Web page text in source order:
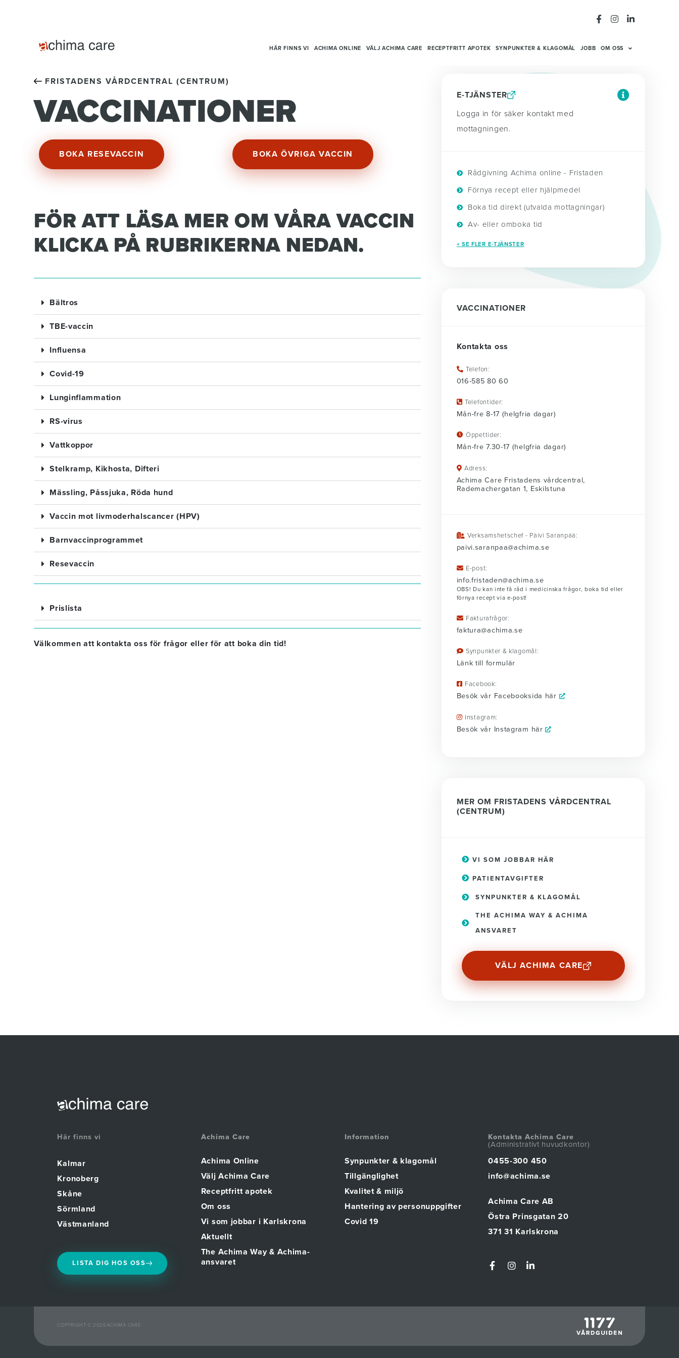
HÄR FINNS VI ACHIMA ONLINE VÄLJ ACHIMA CARE RECEPTFRITT APOTEK SYNPUNKTER & KLAGOMÅL JOBB OM OSS
FRISTADENS VÅRDCENTRAL (CENTRUM)
VACCINATIONER
BOKA RESEVACCIN BOKA ÖVRIGA VACCIN
FÖR ATT LÄSA MER OM VÅRA VACCIN
KLICKA PÅ RUBRIKERNA NEDAN.
Bältros
TBE-vaccin
Influensa
Covid-19
Lunginflammation
RS-virus
Vattkoppor
Stelkramp, Kikhosta, Difteri
Mässling, Påssjuka, Röda hund
Vaccin mot livmoderhalscancer (HPV)
Barnvaccinprogrammet
Resevaccin
Prislista
Välkommen att kontakta oss för frågor eller för att boka din tid!
E-TJÄNSTER
Logga in för säker kontakt med
mottagningen.
Rådgivning Achima online - Fristaden
Förnya recept eller hjälpmedel
Boka tid direkt (utvalda mottagningar)
Av- eller omboka tid
+ SE FLER E-TJÄNSTER
VACCINATIONER
Kontakta oss
Telefon:
016-585 80 60
Telefontider:
Mån-fre 8-17 (helgfria dagar)
Öppettider:
Mån-fre 7.30-17 (helgfria dagar)
Adress:
Achima Care Fristadens vårdcentral,
Rademachergatan 1, Eskilstuna
Verksamshetschef - Päivi Saranpää:
paivi.saranpaa@achima.se
E-post:
info.fristaden@achima.se
OBS! Du kan inte få råd i medicinska frågor, boka tid eller
förnya recept via e-post!
Fakturafrågor:
faktura@achima.se
Synpunkter & klagomål:
Länk till formulär
Facebook:
Besök vår Facebooksida här
Instagram:
Besök vår Instagram här
MER OM FRISTADENS VÅRDCENTRAL
(CENTRUM)
VI SOM JOBBAR HÄR
PATIENTAVGIFTER
SYNPUNKTER & KLAGOMÅL
THE ACHIMA WAY & ACHIMA
ANSVARET
VÄLJ ACHIMA CARE
Här finns vi
Kalmar
Kronoberg
Skåne
Sörmland
Västmanland
LISTA DIG HOS OSS
Achima Care
Achima Online
Välj Achima Care
Receptfritt apotek
Om oss
Vi som jobbar i Karlskrona
Aktuellt
The Achima Way & Achima-
ansvaret
Information
Synpunkter & klagomål
Tillgänglighet
Kvalitet & miljö
Hantering av personuppgifter
Covid 19
Kontakta Achima Care
(Administrativt huvudkontor)
0455-300 450
info@achima.se
Achima Care AB
Östra Prinsgatan 20
371 31 Karlskrona
COPYRIGHT © 2026ACHIMA CARE